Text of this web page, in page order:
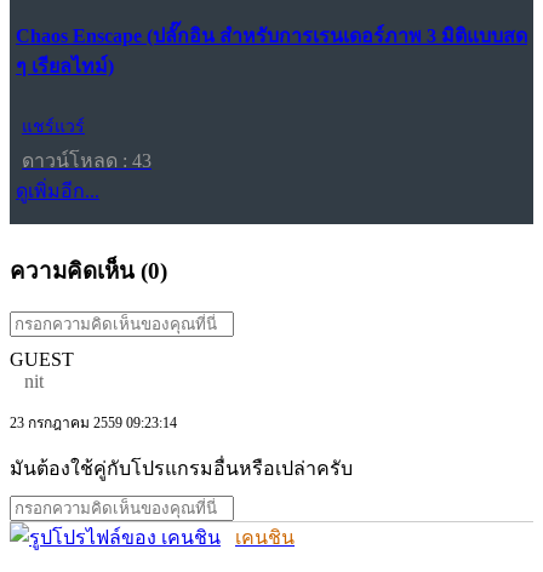
Chaos Enscape (ปลั๊กอิน สำหรับการเรนเดอร์ภาพ 3 มิติแบบสด
ๆ เรียลไทม์)
แชร์แวร์
ดาวน์โหลด : 43
ดูเพิ่มอีก...
ความคิดเห็น (0)
GUEST
nit
23 กรกฎาคม 2559 09:23:14
มันต้องใช้คู่กับโปรแกรมอื่นหรือเปล่าครับ
เคนชิน